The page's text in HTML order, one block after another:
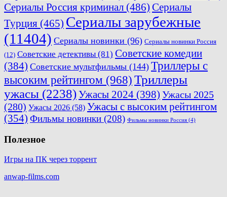
Сериалы Россия криминал (486) Сериалы
Турция (465) Сериалы зарубежные
(11404) Сериалы новинки (96) Сериалы новинки Россия
(12) Советские детективы (81) Советские комедии
(384) Советские мультфильмы (144) Триллеры с
высоким рейтингом (968) Триллеры
ужасы (2238)Ужасы 2024 (398) Ужасы 2025
(280) Ужасы 2026 (58) Ужасы с высоким рейтингом
(354) Фильмы новинки (208) Фильмы новинки Россия (4)
Полезное
Игры на ПК через торрент
anwap-films.com